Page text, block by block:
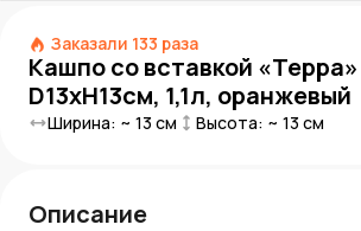
Заказали 133 раза
Кашпо со вставкой
D13xH13см, 1,1л, оранжевый
Ширина: ~ 13 см Высота: ~ 13 см
Описание